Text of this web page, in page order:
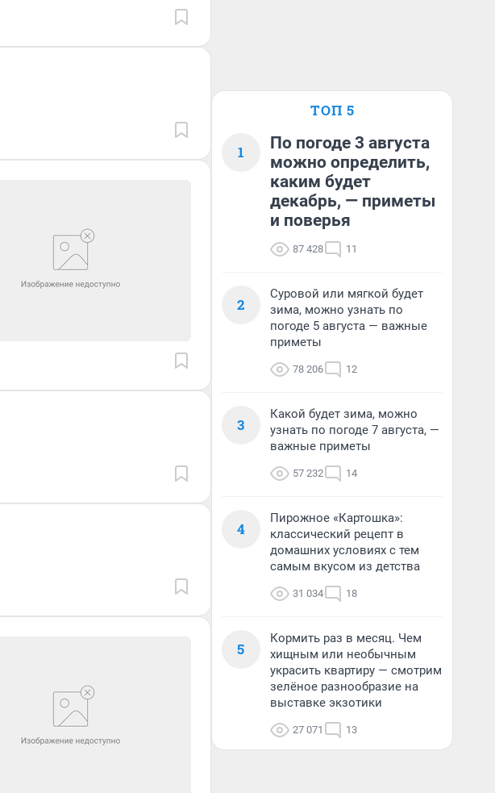
ТОП 5
1
По погоде 3 августа
можно определить,
каким будет
декабрь, — приметы
и поверья
87 428 11
2
Суровой или мягкой будет
зима, можно узнать по
погоде 5 августа — важные
приметы
78 206 12
3
Какой будет зима, можно
узнать по погоде 7 августа, —
важные приметы
57 232 14
4
Пирожное «Картошка»:
классический рецепт в
домашних условиях с тем
самым вкусом из детства
31 034 18
5
Кормить раз в месяц. Чем
хищным или необычным
украсить квартиру — смотрим
зелёное разнообразие на
выставке экзотики
27 071 13